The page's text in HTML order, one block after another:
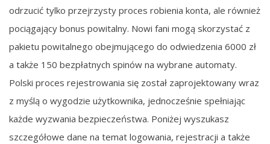
odrzucić tylko przejrzysty proces robienia konta, ale również
pociągający bonus powitalny. Nowi fani mogą skorzystać z
pakietu powitalnego obejmującego do odwiedzenia 6000 zł
a także 150 bezpłatnych spinów na wybrane automaty.
Polski proces rejestrowania się został zaprojektowany wraz
z myślą o wygodzie użytkownika, jednocześnie spełniając
każde wyzwania bezpieczeństwa. Poniżej wyszukasz
szczegółowe dane na temat logowania, rejestracji a także